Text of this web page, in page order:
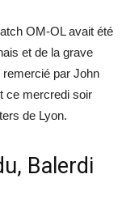
OM-OL avait été
et de la grave
par John
ce mercredi soir
de Lyon.
Balerdi